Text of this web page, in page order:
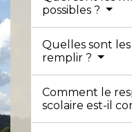
possibles ?
Quelles sont
remplir ?
Comment le
scolaire est-il